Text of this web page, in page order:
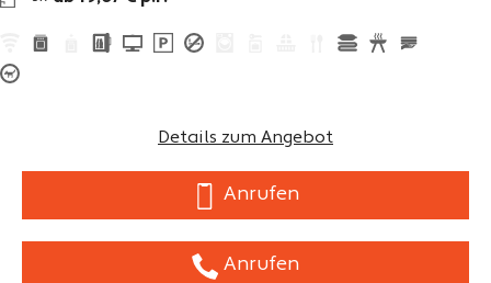
Details zum Angebot
Anrufen
Anrufen